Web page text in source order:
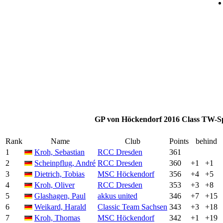
GP von Höckendorf 2016 Class TW-
Rank Name Club Points
behind
1
Kroh, Sebastian RCC Dresden
361
2
Scheinpflug, André RCC Dresden 360 +1
+1
3
Dietrich, Tobias MSC Höckendorf 356 +4
+5
4
Kroh, Oliver RCC Dresden 353 +3
+8
5
Glashagen, Paul akkus united 346 +7
+15
6
Weikard, Harald Classic Team Sachsen 343 +3
+18
7
Kroh, Thomas MSC Höckendorf 342 +1 +19